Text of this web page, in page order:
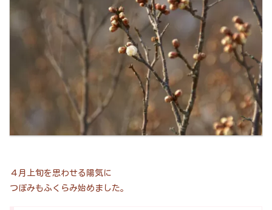
４月上旬を思わせる陽気に
つぼみもふくらみ始めました。